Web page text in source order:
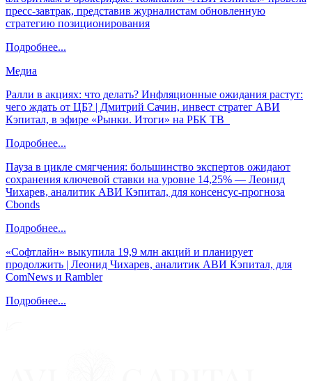
пресс-завтрак, представив журналистам обновленную
стратегию позиционирования
Подробнее...
Медиа
Ралли в акциях: что делать? Инфляционные ожидания растут:
чего ждать от ЦБ? | Дмитрий Сачин, инвест стратег АВИ
Кэпитал, в эфире «Рынки. Итоги» на РБК ТВ
Подробнее...
Пауза в цикле смягчения: большинство экспертов ожидают
сохранения ключевой ставки на уровне 14,25% — Леонид
Чихарев, аналитик АВИ Кэпитал, для консенсус-прогноза
Cbonds
Подробнее...
«Софтлайн» выкупила 19,9 млн акций и планирует
продолжить | Леонид Чихарев, аналитик АВИ Кэпитал, для
ComNews и Rambler
Подробнее...